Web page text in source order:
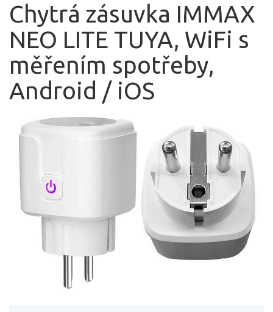
Chytrá zásuvka IMMAX
NEO LITE TUYA, WiFi s
měřením spotřeby,
Android / iOS